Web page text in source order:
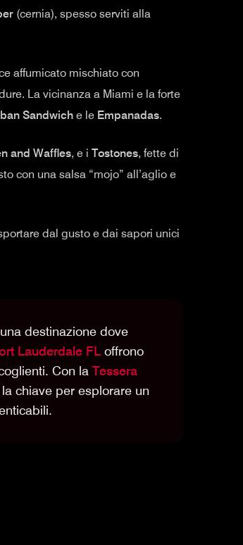
(cernia), spesso serviti alla
affumicato mischiato con
La vicinanza a Miami e la forte
Sandwich e le Empanadas.
and Waffles, e i Tostones, fette di
con una salsa “mojo” all’aglio e
dal gusto e dai sapori unici
destinazione dove
Lauderdale FL offrono
Con la Tessera
chiave per esplorare un